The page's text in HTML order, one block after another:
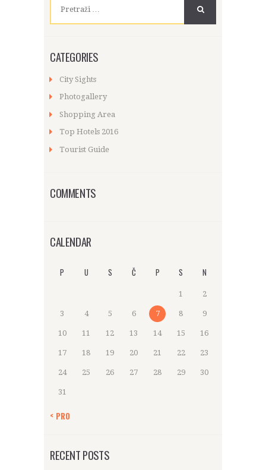
CATEGORIES
City Sights
Photogallery
Shopping Area
Top Hotels 2016
Tourist Guide
COMMENTS
CALENDAR
P U S Č P S N
1 2
3 4 5 6 7 8 9
10 11 12 13 14 15 16
17 18 19 20 21 22 23
24 25 26 27 28 29 30
31
« PRO
RECENT POSTS